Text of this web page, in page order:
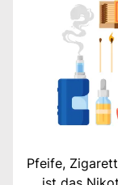
Pfeife,